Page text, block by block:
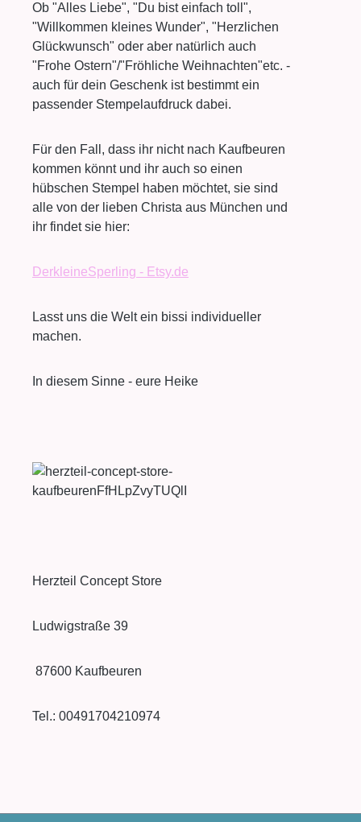
Ob "Alles Liebe", "Du bist einfach toll",
"Willkommen kleines Wunder", "Herzlichen
Glückwunsch" oder aber natürlich auch
"Frohe Ostern"/"Fröhliche Weihnachten"etc. -
auch für dein Geschenk ist bestimmt ein
passender Stempelaufdruck dabei.
Für den Fall, dass ihr nicht nach Kaufbeuren
kommen könnt und ihr auch so einen
hübschen Stempel haben möchtet, sie sind
alle von der lieben Christa aus München und
ihr findet sie hier:
DerkleineSperling - Etsy.de
Lasst uns die Welt ein bissi individueller
machen.
In diesem Sinne - eure Heike
Herzteil Concept Store
Ludwigstraße 39
87600 Kaufbeuren
Tel.: 00491704210974